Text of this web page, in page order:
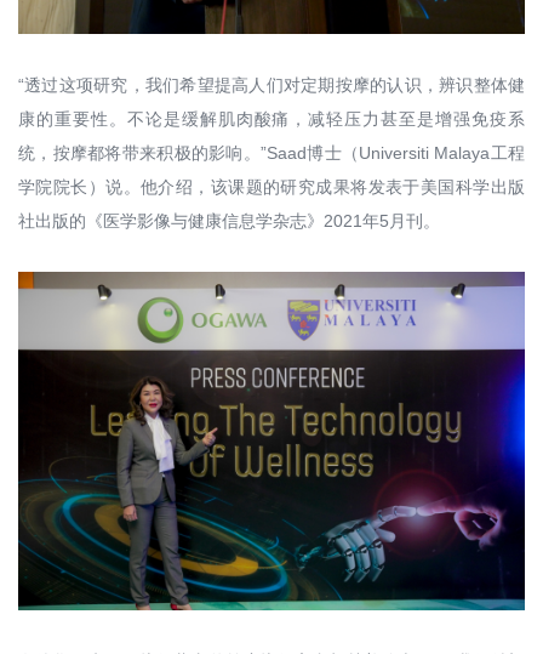
“透过这项研究，我们希望提高人们对定期按摩的认识，辨识整体健
康的重要性。不论是缓解肌肉酸痛，减轻压力甚至是增强免疫系
统，按摩都将带来积极的影响。”Saad博士（Universiti Malaya工程
学院院长）说。他介绍，该课题的研究成果将发表于美国科学出版
社出版的《医学影像与健康信息学杂志》2021年5月刊。